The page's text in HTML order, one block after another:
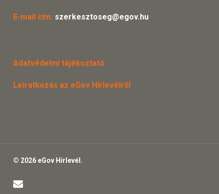
E-mail cím: szerkesztoseg@egov.hu
Adatvédelmi tájékoztató
Leiratkozás az eGov Hírlevélről
© 2026 eGov Hírlevél.
email